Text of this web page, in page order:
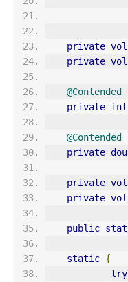
private
private
@Contended
private int
@Contended
private
private
private
public
static {
try